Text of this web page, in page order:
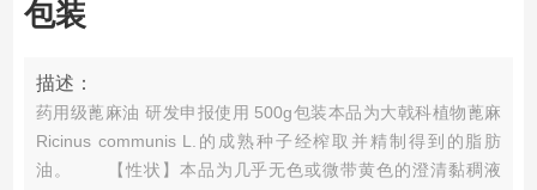
包装
描述：
药用级蓖麻油 研发申报使用 500g包装本品为大戟科植物蓖麻
Ricinus communis L.的成熟种子经榨取并精制得到的脂肪
油。
【性状】本品为几乎无色或微带黄色的澄清黏稠液